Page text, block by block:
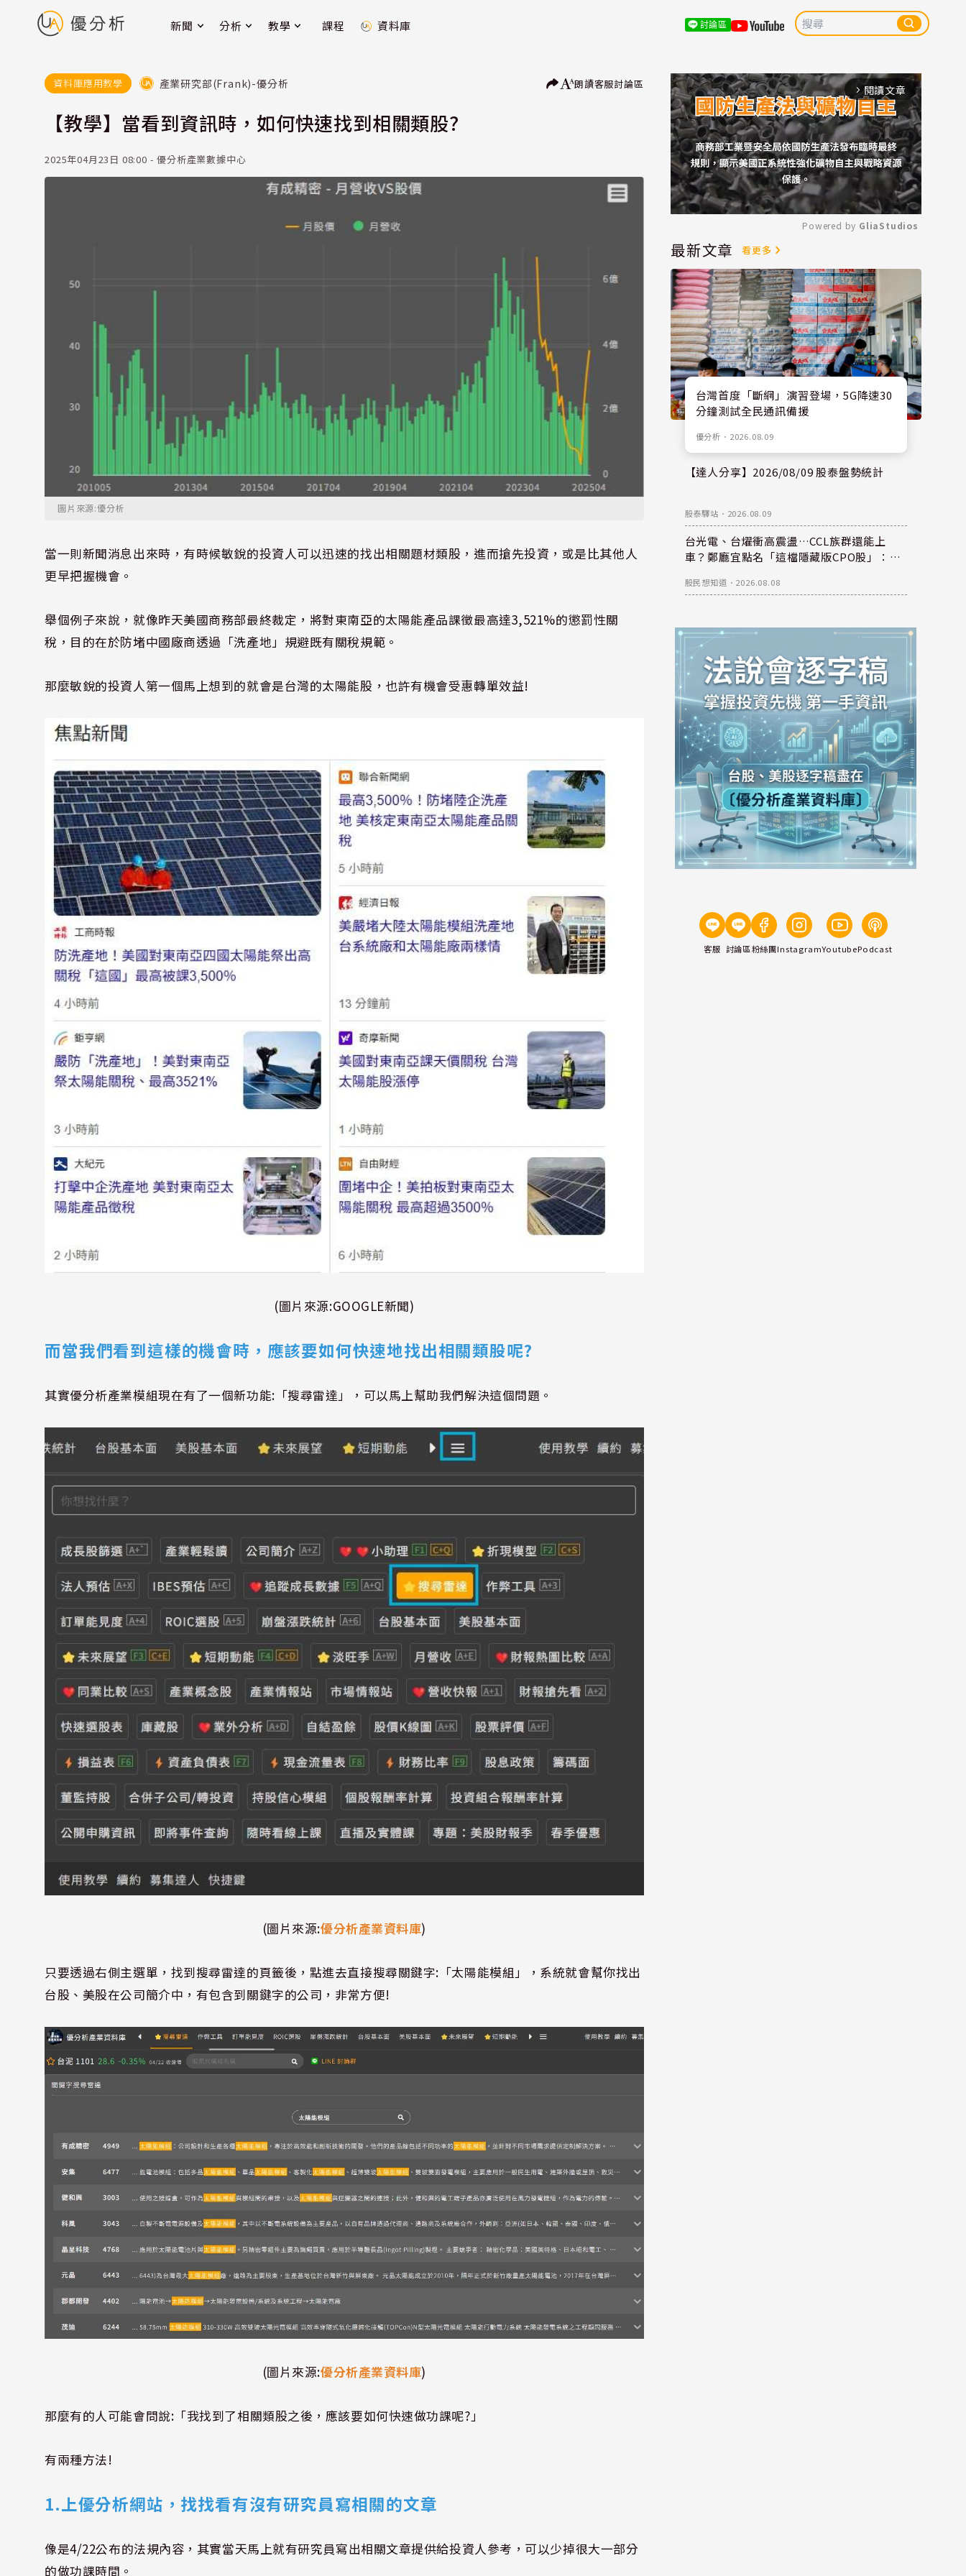
新聞 分析 教學 課程 資料庫 討論區
資料庫應用教學 產業研究部(Frank)-優分析 朗讀客服討論區
【教學】當看到資訊時，如何快速找到相關類股?
2025年04月23日 08:00 - 優分析產業數據中心
圖片來源:優分析
當一則新聞消息出來時，有時候敏銳的投資人可以迅速的找出相關題材類股，進而搶先投資，或是比其他人
更早把握機會。
舉個例子來說，就像昨天美國商務部最終裁定，將對東南亞的太陽能產品課徵最高達3,521%的懲罰性關
稅，目的在於防堵中國廠商透過「洗產地」規避既有關稅規範。
那麼敏銳的投資人第一個馬上想到的就會是台灣的太陽能股，也許有機會受惠轉單效益!
(圖片來源:GOOGLE新聞)
而當我們看到這樣的機會時，應該要如何快速地找出相關類股呢?
其實優分析產業模組現在有了一個新功能: 「搜尋雷達」，可以馬上幫助我們解決這個問題。
(圖片來源:優分析產業資料庫)
只要透過右側主選單，找到搜尋雷達的頁籤後，點進去直接搜尋關鍵字: 「太陽能模組」，系統就會幫你找出
台股、美股在公司簡介中，有包含到關鍵字的公司，非常方便!
(圖片來源:優分析產業資料庫)
那麼有的人可能會問說: 「我找到了相關類股之後，應該要如何快速做功課呢? 」
有兩種方法!
1.上優分析網站，找找看有沒有研究員寫相關的文章
像是4/22公布的法規內容，其實當天馬上就有研究員寫出相關文章提供給投資人參考，可以少掉很大一部分
的做功課時間。
arrow_forward_ios 閱讀文章
Mute
Powered by GliaStudios
最新文章 看更多
台灣首度「斷網」演習登場，5G降速30
分鐘測試全民通訊備援
優分析 ． 2026.08.09
【達人分享】2026/08/09 股泰盤勢統計
股泰驛站 ． 2026.08.09
台光電、台燿衝高震盪…CCL族群還能上
車？鄭廳宜點名「這檔隱藏版CPO股」：每
股民想知道 ． 2026.08.08
客服 討論區粉絲團InstagramYoutubePodcast